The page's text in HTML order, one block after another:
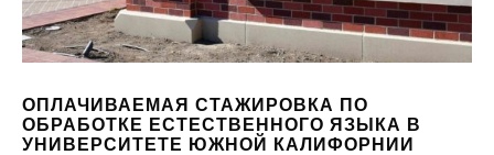
ОПЛАЧИВАЕМАЯ СТАЖИРОВКА ПО
ОБРАБОТКЕ ЕСТЕСТВЕННОГО ЯЗЫКА В
УНИВЕРСИТЕТЕ ЮЖНОЙ КАЛИФОРНИИ